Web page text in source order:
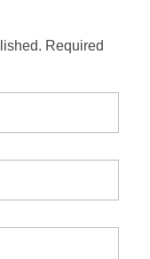
Required